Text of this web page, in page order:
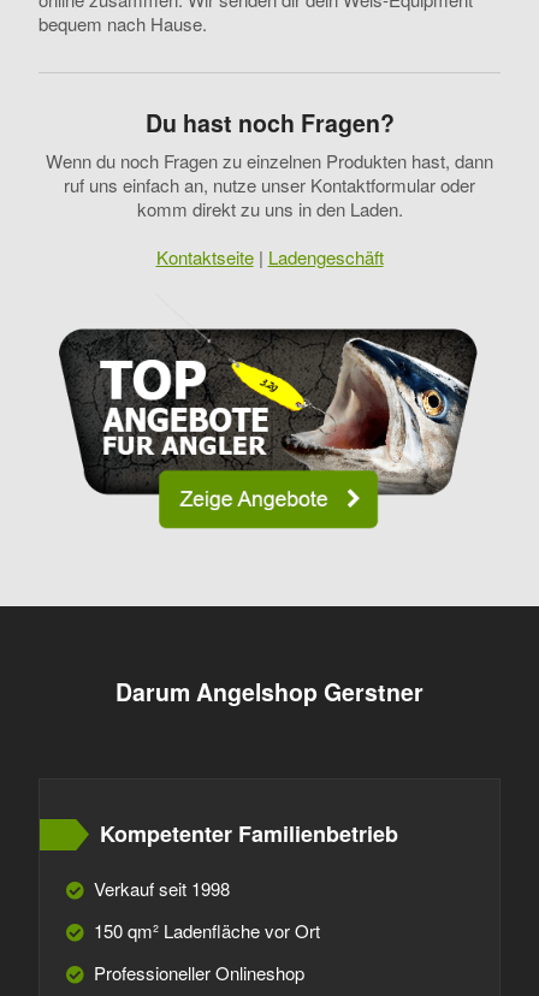
bequem nach Hause.
Du hast noch Fragen?
Wenn du noch Fragen zu einzelnen Produkten hast, dann
ruf uns einfach an, nutze unser Kontaktformular oder
komm direkt zu uns in den Laden.
Kontaktseite| Ladengeschäft
Darum Angelshop Gerstner
Kompetenter Familienbetrieb
Verkauf seit 1998
150 qm² Ladenfläche vor Ort
Professioneller Onlineshop